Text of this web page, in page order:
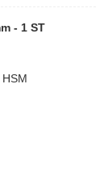
- 1 ST